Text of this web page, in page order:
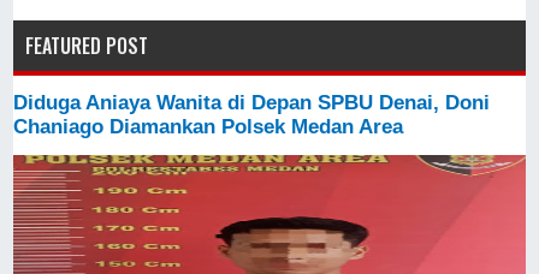
FEATURED POST
Diduga Aniaya Wanita di Depan SPBU Denai, Doni
Chaniago Diamankan Polsek Medan Area